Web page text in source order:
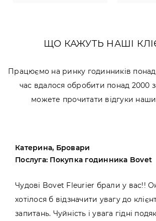
ЩО КАЖУТЬ НАШІ
Працюємо на ринку годинників понад
час вдалося обробити понад 2000
можете прочитати відгуки
Катерина, Бровари
Послуга: Покупка годинника Bovet
Чудові Bovet Fleurier брали у вас!!
хотілося б відзначити увагу до
запитань. Чуйність і увага гідні